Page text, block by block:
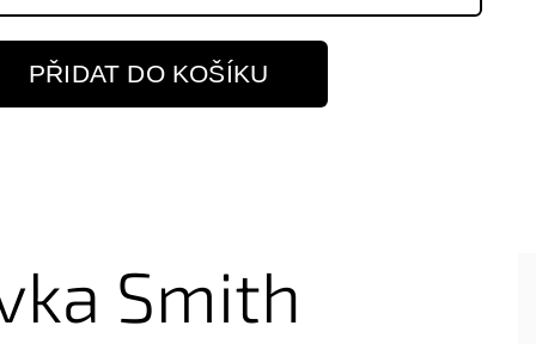
PŘIDAT DO KOŠÍKU
Smith